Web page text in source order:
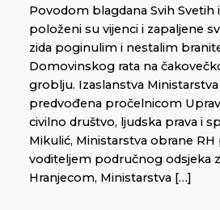
Povodom blagdana Svih Svetih
položeni su vijenci i zapaljene
zida poginulim i nestalim
Domovinskog rata na
groblju. Izaslanstva
predvođena pročelnicom
civilno društvo, ljudska prava i
Mikulić, Ministarstva obrane
voditeljem područnog odsjeka
Hranjecom, Ministarstva […]